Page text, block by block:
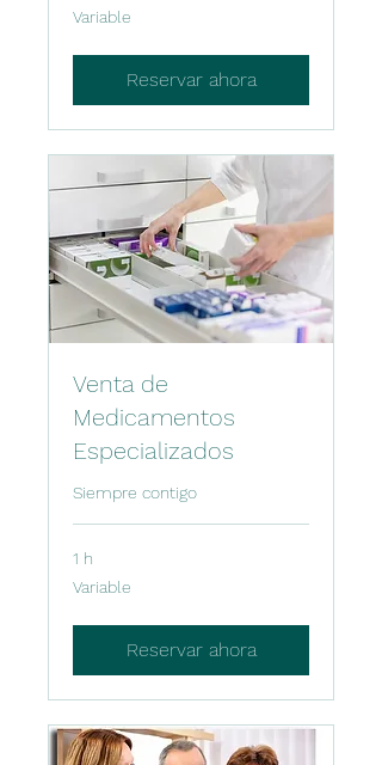
Variable
Variable
Reservar ahora
Venta de
Medicamentos
Especializados
Siempre contigo
1 h
Variable
Variable
Reservar ahora